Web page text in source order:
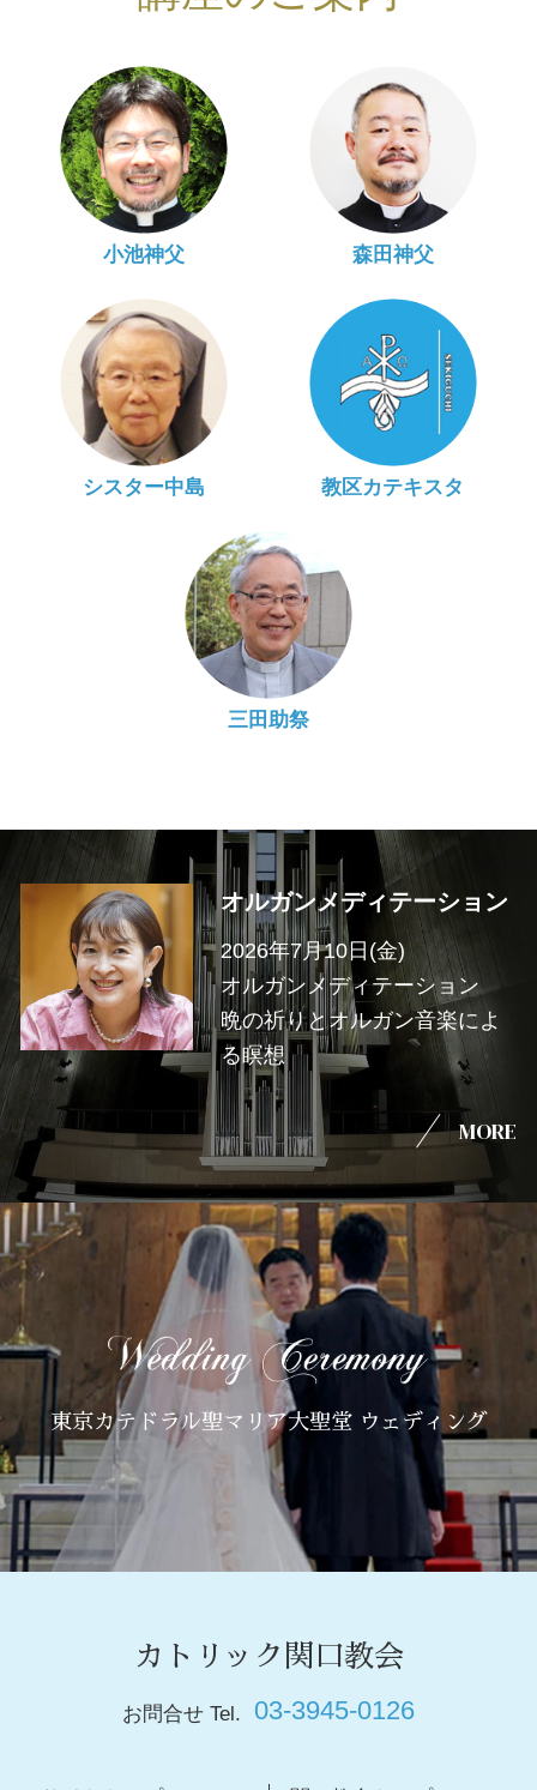
小池神父 森田神父
シスター中島 教区カテキスタ
三田助祭
オルガンメディテーション
2026年7月10日(金)
オルガンメディテーション
晩の祈りとオルガン音楽によ
る瞑想
MORE
東京カテドラル聖マリア大聖堂 ウェディング
カトリック関口教会
お問合せ Tel. 03-3945-0126